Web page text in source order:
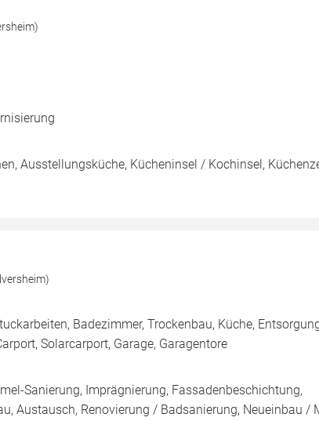
Ausstellungsküche, Kücheninsel / Kochinsel,
Badezimmer, Trockenbau, Küche,
Solarcarport, Garage, Garagentore
Sanierung, Imprägnierung, Fassadenbeschichtung,
Austausch, Renovierung / Badsanierung, Neueinbau /